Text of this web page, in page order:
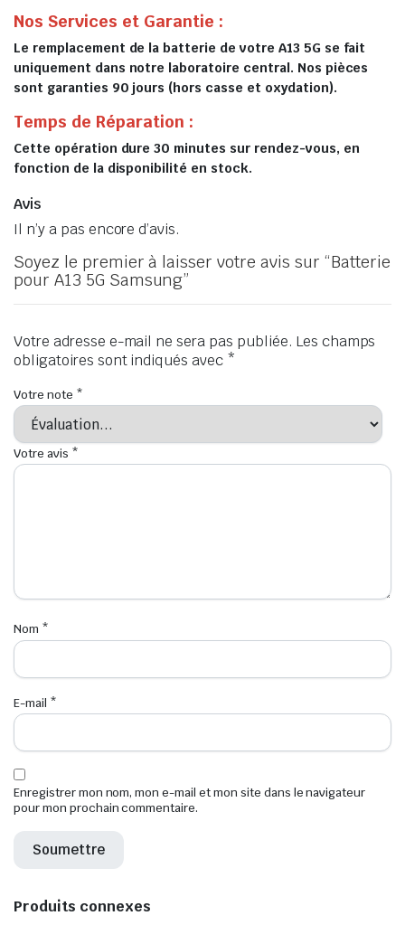
Nos Services et Garantie :
Le remplacement de la batterie de votre A13 5G se fait
uniquement dans notre laboratoire central. Nos pièces
sont garanties 90 jours (hors casse et oxydation).
Temps de Réparation :
Cette opération dure 30 minutes sur rendez-vous, en
fonction de la disponibilité en stock.
Avis
Il n’y a pas encore d’avis.
Soyez le premier à laisser votre avis sur “Batterie
pour A13 5G Samsung”
Votre adresse e-mail ne sera pas publiée. Les champs
obligatoires sont indiqués avec *
Votre note *
Votre avis *
Nom *
E-mail *
Enregistrer mon nom, mon e-mail et mon site dans le navigateur
pour mon prochain commentaire.
Produits connexes